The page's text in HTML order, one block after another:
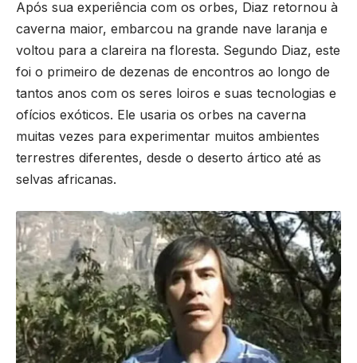
Após sua experiência com os orbes, Diaz retornou à
caverna maior, embarcou na grande nave laranja e
voltou para a clareira na floresta. Segundo Diaz, este
foi o primeiro de dezenas de encontros ao longo de
tantos anos com os seres loiros e suas tecnologias e
ofícios exóticos. Ele usaria os orbes na caverna
muitas vezes para experimentar muitos ambientes
terrestres diferentes, desde o deserto ártico até as
selvas africanas.